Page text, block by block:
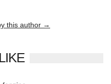
this author →